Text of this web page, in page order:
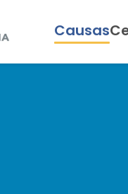
Causas